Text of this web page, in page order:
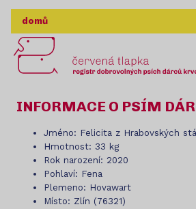
domů
INFORMACE O PSÍM
Jméno: Felicita z Hrabovských
Hmotnost: 33 kg
Rok narození: 2020
Pohlaví: Fena
Plemeno: Hovawart
Místo: Zlín (76321)